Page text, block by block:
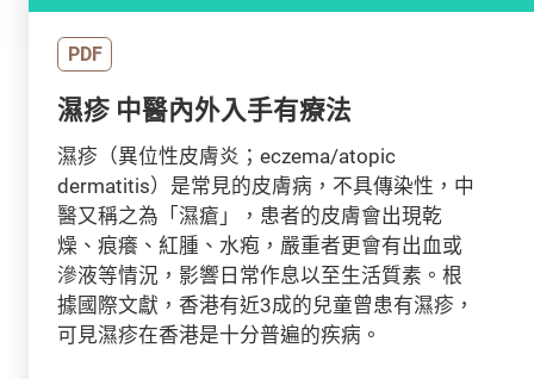
PDF
濕疹 中醫內外入手有療法
濕疹（異位性皮膚炎；eczema/atopic
dermatitis）是常見的皮膚病，不具傳染性，中
醫又稱之為「濕瘡」，患者的皮膚會出現乾
燥、痕癢、紅腫、水疱，嚴重者更會有出血或
滲液等情況，影響日常作息以至生活質素。根
據國際文獻，香港有近3成的兒童曾患有濕疹，
可見濕疹在香港是十分普遍的疾病。